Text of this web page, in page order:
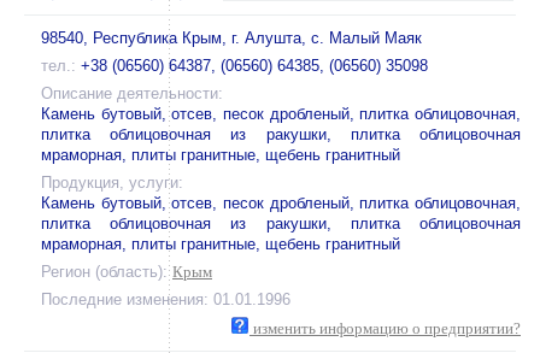
98540, Республика Крым, г. Алушта, с. Малый Маяк
тел.: +38 (06560) 64387, (06560) 64385, (06560) 35098
Описание деятельности:
Камень бутовый, отсев, песок дробленый, плитка облицовочная,
плитка облицовочная из ракушки, плитка облицовочная
мраморная, плиты гранитные, щебень гранитный
Продукция, услуги:
Камень бутовый, отсев, песок дробленый, плитка облицовочная,
плитка облицовочная из ракушки, плитка облицовочная
мраморная, плиты гранитные, щебень гранитный
Регион (область): Крым
Последние изменения: 01.01.1996
изменить информацию о предприятии?